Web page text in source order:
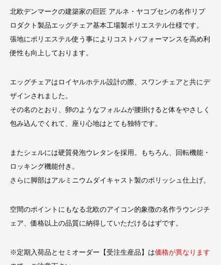
北欧デンマークの建築家の巨匠 アルネ・ヤコブセンの名作リプ
ロダクト製品エッグチェア基本工場製ポリエステル仕様です。
張地にポリエステル使う事によりコストパフォーマンスを高め利
便性も向上しております。
エッグチェアはロイヤルホテル設計の際、スワンチェアと共にデ
ザインされました。
その名のとおり、卵のようなフォルムが腰掛けると体をやさしく
包み込んでくれて、座り心地はとても独特です。
またシェルには硬質発泡ウレタンを採用。もちろん、回転機能・
ロッキング機能付き。
さらに脚部はアルミニウムダイキャスト製のポリッシュ仕上げ。
空間のポイントにもなる北欧のアイコン的象徴の名作ラウンジチ
ェア、価格以上の品質に納得していただけるはずです。
※定期入荷品とセミオーダー【受注生産品】は価格が異なります